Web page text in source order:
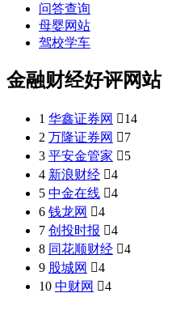
问答查询
母婴网站
驾校学车
金融财经好评网站
1 华鑫证券网 14
2 万隆证券网 7
3 平安金管家 5
4 新浪财经 4
5 中金在线 4
6 钱龙网 4
7 创投时报 4
8 同花顺财经 4
9 股城网 4
10 中财网 4